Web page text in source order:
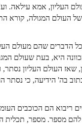
העליון, אמא עילאה.
העולם המגולה, קורא
הדברים שהם מעולם
היא, בעת שעולם
שאז העולם העליון נסתר,
בה' הידיעה, כי נסתר
ריבוא הם הכוכבים
להם מספר. מספר, תכלית